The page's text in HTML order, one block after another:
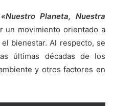
«Nuestro Planeta, Nuestra
un movimiento orientado a
bienestar. Al respecto, se
últimas décadas de los
y otros factores en